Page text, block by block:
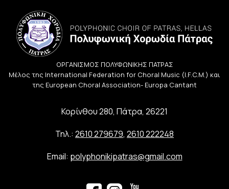
ΟΡΓΑΝΙΣΜΟΣ ΠΟΛΥΦΩΝΙΚΗΣ ΠΑΤΡΑΣ
Μέλος της International Federation for Choral Music (I.F.C.M.) και
της European Choral Association- Europa Cantant
Κορίνθου 280, Πάτρα, 26221
Τηλ.: 2610 279679, 2610 222248
Email: polyphonikipatras@gmail.com